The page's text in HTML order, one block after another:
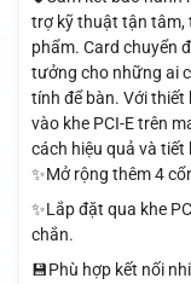
trợ kỹ thuật tận tâm,
phẩm. Card chuyển
tưởng cho những ai
tính để bàn. Với thiết
vào khe PCI-E trên
cách hiệu quả và tiết
✨Mở rộng thêm 4
✨Lắp đặt qua khe
chắn.
💾Phù hợp kết nối